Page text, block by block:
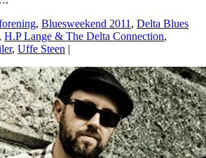
, Bluesweekend 2011 , Delta Blues
, H.P Lange & The Delta Connection,
, Uffe Steen |